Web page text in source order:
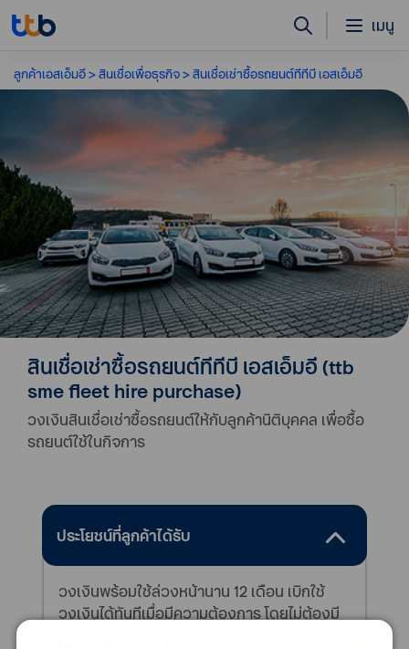
เมนู
ลูกค้าเอสเอ็มอี สินเชื่อเพื่อธุรกิจ สินเชื่อเช่าซื้อรถยนต์ทีทีบี เอสเอ็มอี
สินเชื่อเช่าซื้อรถยนต์ทีทีบี เอสเอ็มอี (ttb
sme fleet hire purchase)
วงเงินสินเชื่อเช่าซื้อรถยนต์ให้กับลูกค้านิติบุคคล เพื่อซื้อ
รถยนต์ใช้ในกิจการ
ประโยชน์ที่ลูกค้าได้รับ
วงเงินพร้อมใช้ล่วงหน้านาน 12 เดือน เบิกใช้
วงเงินได้ทันทีเมื่อมีความต้องการ โดยไม่ต้องมี